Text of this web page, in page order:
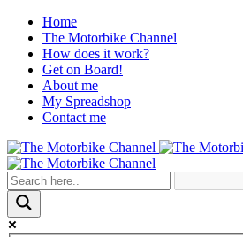
Home
The Motorbike Channel
How does it work?
Get on Board!
About me
My Spreadshop
Contact me